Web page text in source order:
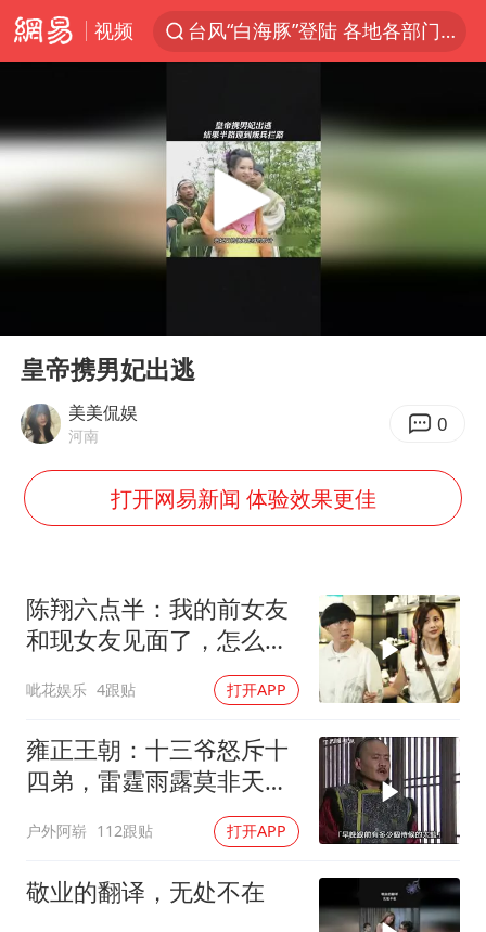
视频
台风“白海豚”登陆 各地各部门全力应对
小沈阳加盟《披荆斩棘》
新疆生产建设兵团生态环境局原局长被查
朱一龙的鼻子怎么了
上海暴雨已致多处积水
上海鼓励居家办公
5万小车卖不动 微型代步车集体遇冷
湖北启动重大气象灾害三级应急响应
周星驰妈妈现身香港首映礼
56岁刘奕君跟13岁女儿合跳
大疆错失宇树
从科技创新看开局起步的时与势
Play
皇帝携男妃出逃
美美侃娱
河南 0
打开网易新闻 体验效果更佳
陈翔六点半：我的前女友
和现女友见面了，怎么
呲花娱乐 4跟贴 打开APP
雍正王朝：十三爷怒斥十
四弟，雷霆雨露莫非天
户外阿崭 112跟贴 打开APP
敬业的翻译，无处不在